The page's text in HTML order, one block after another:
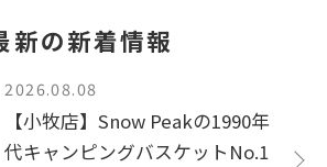
新の新着情報
【小牧店】Snow Peakの1990年
代キャンピングバスケットNo.1
2026.08.08